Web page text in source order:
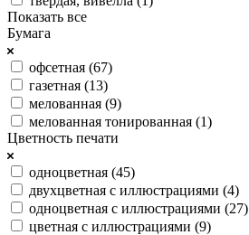
Показать все
Бумага
офсетная (67)
газетная (13)
мелованная (9)
мелованная тонированная (1)
Цветность печати
одноцветная (45)
двухцветная с иллюстрациями (4)
одноцветная с иллюстрациями (27)
цветная с иллюстрациями (9)